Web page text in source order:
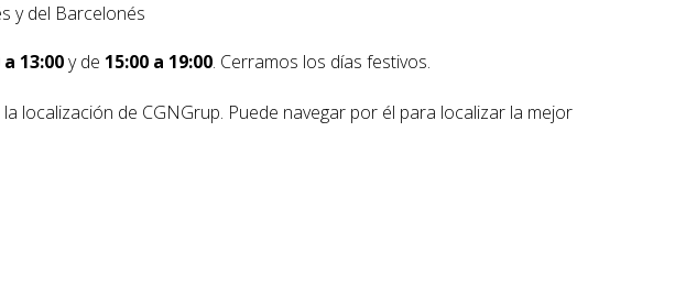
y del Barcelonés
a 13:00y de 15:00 a 19:00. Cerramos los días festivos.
localización de CGNGrup. Puede navegar por él para localizar la mejor